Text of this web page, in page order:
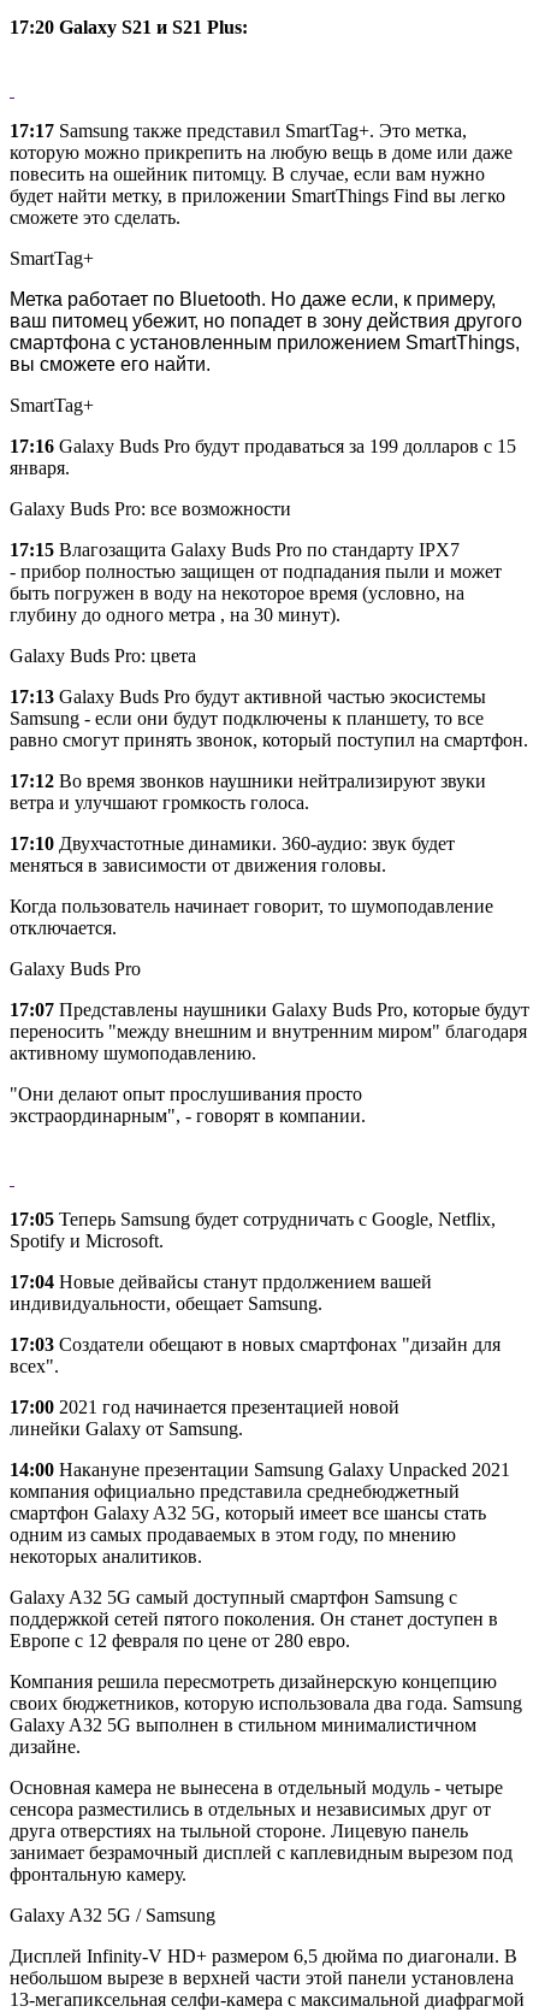
17:20 Galaxy S21 и S21 Plus:
17:17 Samsung также представил SmartTag+. Это метка,
которую можно прикрепить на любую вещь в доме или даже
повесить на ошейник питомцу. В случае, если вам нужно
будет найти метку, в приложении SmartThings Find вы легко
сможете это сделать.
SmartTag+
Метка работает по Bluetooth. Но даже если, к примеру,
ваш питомец убежит, но попадет в зону действия другого
смартфона с установленным приложением SmartThings,
вы сможете его найти.
SmartTag+
17:16 Galaxy Buds Pro будут продаваться за 199 долларов с 15
января.
Galaxy Buds Pro: все возможности
17:15 Влагозащита Galaxy Buds Pro по стандарту IPX7
- прибор полностью защищен от подпадания пыли и может
быть погружен в воду на некоторое время (условно, на
глубину до одного метра , на 30 минут).
Galaxy Buds Pro: цвета
17:13 Galaxy Buds Pro будут активной частью экосистемы
Samsung - если они будут подключены к планшету, то все
равно смогут принять звонок, который поступил на смартфон.
17:12 Во время звонков наушники нейтрализируют звуки
ветра и улучшают громкость голоса.
17:10 Двухчастотные динамики. 360-аудио: звук будет
меняться в зависимости от движения головы.
Когда пользователь начинает говорит, то шумоподавление
отключается.
Galaxy Buds Pro
17:07 Представлены наушники Galaxy Buds Pro, которые будут
переносить "между внешним и внутренним миром" благодаря
активному шумоподавлению.
"Они делают опыт прослушивания просто
экстраординарным", - говорят в компании.
17:05 Теперь Samsung будет сотрудничать с Google, Netflix,
Spotify и Microsoft.
17:04 Новые дейвайсы станут прдолжением вашей
индивидуальности, обещает Samsung.
17:03 Создатели обещают в новых смартфонах "дизайн для
всех".
17:00 2021 год начинается презентацией новой
линейки Galaxy от Samsung.
14:00 Накануне презентации Samsung Galaxy Unpacked 2021
компания официально представила среднебюджетный
смартфон Galaxy A32 5G, который имеет все шансы стать
одним из самых продаваемых в этом году, по мнению
некоторых аналитиков.
Galaxy A32 5G самый доступный смартфон Samsung с
поддержкой сетей пятого поколения. Он станет доступен в
Европе с 12 февраля по цене от 280 евро.
Компания решила пересмотреть дизайнерскую концепцию
своих бюджетников, которую использовала два года. Samsung
Galaxy A32 5G выполнен в стильном минималистичном
дизайне.
Основная камера не вынесена в отдельный модуль - четыре
сенсора разместились в отдельных и независимых друг от
друга отверстиях на тыльной стороне. Лицевую панель
занимает безрамочный дисплей с каплевидным вырезом под
фронтальную камеру.
Galaxy A32 5G / Samsung
Дисплей Infinity-V HD+ размером 6,5 дюйма по диагонали. В
небольшом вырезе в верхней части этой панели установлена
13-мегапиксельная селфи-камера с максимальной диафрагмой